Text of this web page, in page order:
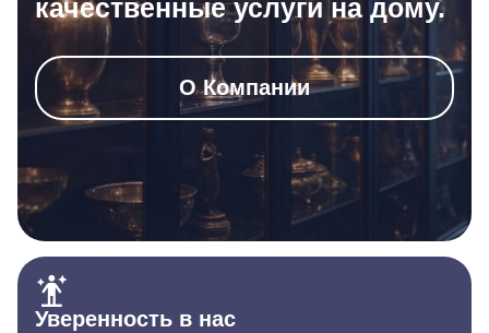
качественные услуги на дому.
О Компании
Уверенность в нас